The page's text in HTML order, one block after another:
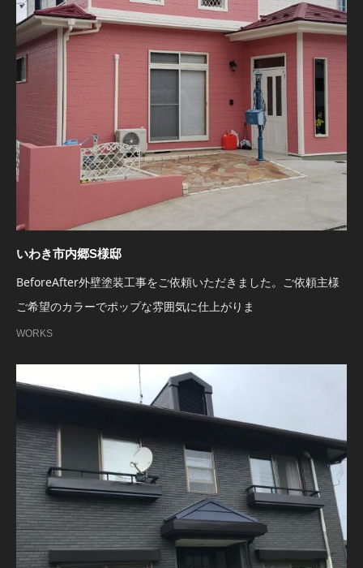
いわき市内郷S様邸
BeforeAfter外壁塗装工事をご依頼いただきました。ご依頼主様
ご希望のカラーでポップな雰囲気に仕上がりま
WORKS